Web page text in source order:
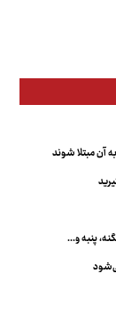
آن مبتلا شوند
پنبه و...